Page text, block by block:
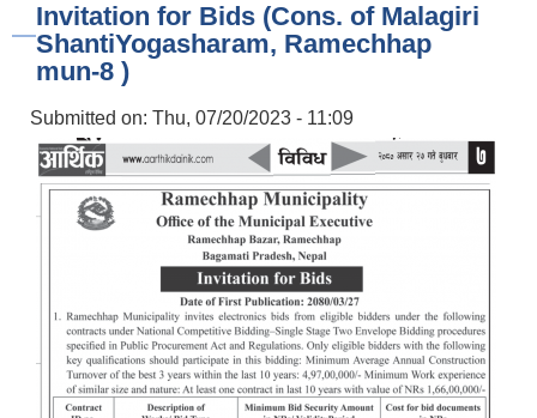
Invitation for Bids (Cons. of Malagiri
ShantiYogasharam, Ramechhap
mun-8 )
Submitted on: Thu, 07/20/2023 - 11:09